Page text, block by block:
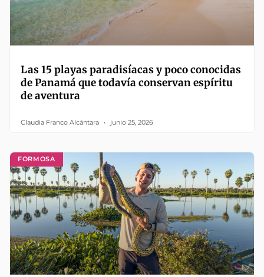
Las 15 playas paradisíacas y poco conocidas
de Panamá que todavía conservan espíritu
de aventura
Claudia Franco Alcántara junio 25, 2026
FORMOSA